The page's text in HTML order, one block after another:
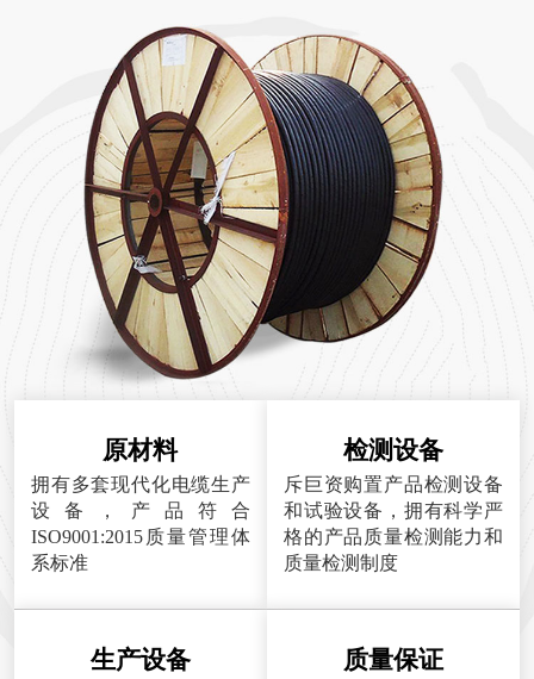
原材料
拥有多套现代化电缆生产
设备，产品符合
ISO9001:2015质量管理体
系标准
检测设备
斥巨资购置产品检测设备
和试验设备，拥有科学严
格的产品质量检测能力和
质量检测制度
生产设备 质量保证